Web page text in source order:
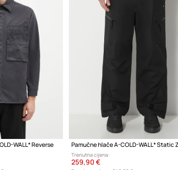
WALL* Reverse
Trenutna cijena:
259,90 €